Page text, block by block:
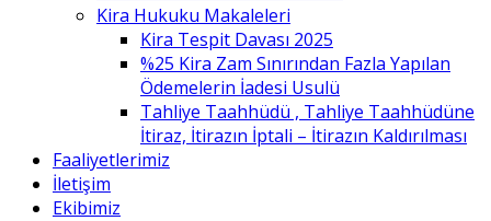
Kira Hukuku Makaleleri
Kira Tespit Davası 2025
%25 Kira Zam Sınırından Fazla Yapılan
Ödemelerin İadesi Usulü
Tahliye Taahhüdü , Tahliye Taahhüdüne
İtiraz, İtirazın İptali – İtirazın Kaldırılması
Faaliyetlerimiz
İletişim
Ekibimiz